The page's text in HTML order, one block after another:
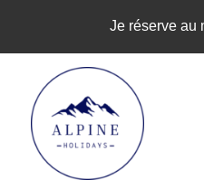
Je réserve au